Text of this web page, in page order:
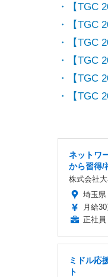
・【TGC
・【TGC
・【TGC
・【TGC
・【TGC
・【TGC
ネットワ
から習得/
株式会社
埼玉県
月給
正社員
ミドル応
ト